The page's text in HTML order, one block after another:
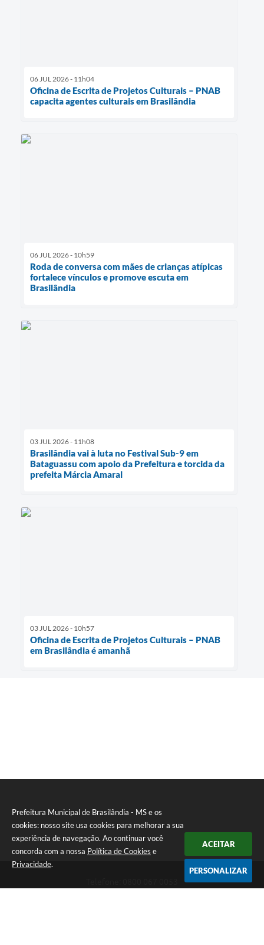
Prefeitura Municipal de Brasilândia - MS e os
cookies: nosso site usa cookies para melhorar a sua
experiência de navegação. Ao continuar você
concorda com a nossa Política de Cookies e
Privacidade.
ACEITAR
PERSONALIZAR
06 JUL 2026 - 11h04
Oficina de Escrita de Projetos Culturais – PNAB
capacita agentes culturais em Brasilândia
06 JUL 2026 - 10h59
Roda de conversa com mães de crianças atípicas
fortalece vínculos e promove escuta em
Brasilândia
03 JUL 2026 - 11h08
Brasilândia vai à luta no Festival Sub-9 em
Bataguassu com apoio da Prefeitura e torcida da
prefeita Márcia Amaral
03 JUL 2026 - 10h57
Oficina de Escrita de Projetos Culturais – PNAB
em Brasilândia é amanhã